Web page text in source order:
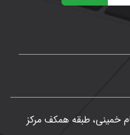
خمینی، طبقه همکف مرکز